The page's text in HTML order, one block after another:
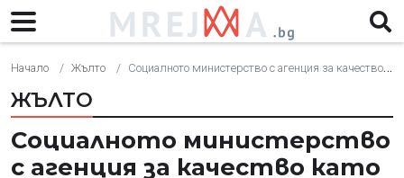
Начало Жълто Социалното министерство с агенция за качество като Медицинския одит
ЖЪЛТО
Социалното министерство
с агенция за качество като